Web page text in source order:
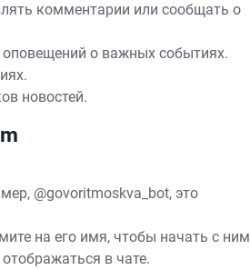
комментарии или сообщать о
о важных событиях.
новостей.
@govoritmoskva_bot, это
на его имя, чтобы начать с ним
в чате.